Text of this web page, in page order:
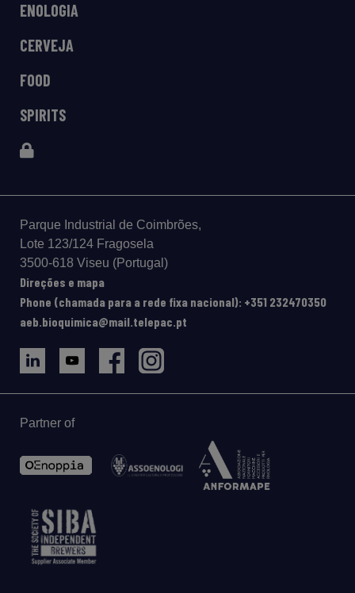
ENOLOGIA
CERVEJA
FOOD
SPIRITS
Parque Industrial de Coimbrões,
Lote 123/124 Fragosela
3500-618 Viseu (Portugal)
Direções e mapa
Phone (chamada para a rede fixa nacional): +351 232470350
aeb.bioquimica@mail.telepac.pt
Partner of